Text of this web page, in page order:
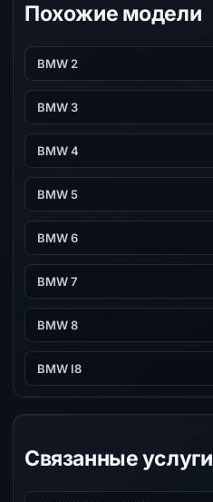
Похожие модели
BMW 2
BMW 3
BMW 4
BMW 5
BMW 6
BMW 7
BMW 8
BMW I8
Связанные услуги